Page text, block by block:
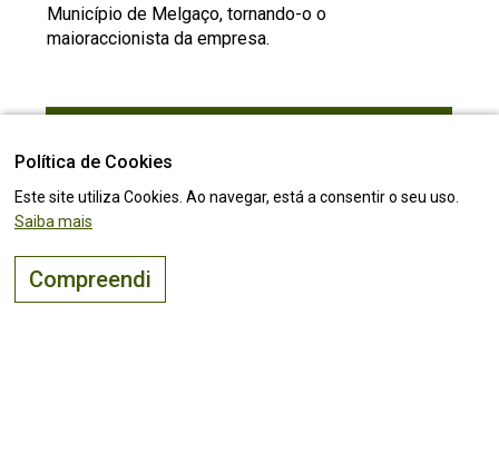
Município de Melgaço, tornando-o o
maioraccionista da empresa.
Ferreiros - Alvaredo, 4960-010, Melgaço,
Melgaço ( Viana do Castelo )
+351251410020
+351 251 410 029
Política de Cookies
Este site utiliza Cookies. Ao navegar, está a consentir o seu uso.
Saiba mais
Compreendi